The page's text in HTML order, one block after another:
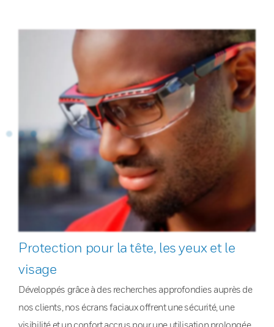
Protection pour la tête, les yeux et le
visage
Développés grâce à des recherches approfondies auprès de
nos clients, nos écrans faciaux offrent une sécurité, une